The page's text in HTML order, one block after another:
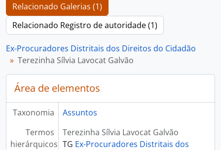
Relacionado Galerias (1)
Relacionado Registro de autoridade (1)
Ex-Procuradores Distritais dos Direitos do Cidadão
Terezinha Sílvia Lavocat Galvão
Área de elementos
Taxonomia
Assuntos
Termos
hierárquicos
Terezinha Sílvia Lavocat Galvão
TG Ex-Procuradores Distritais dos